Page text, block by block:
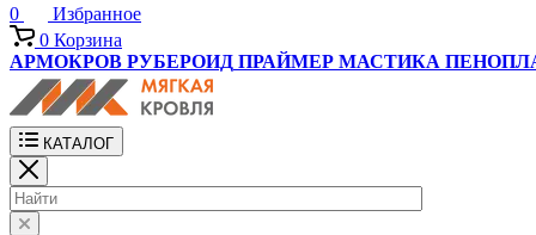
0
Избранное
0 Корзина
АРМОКРОВ РУБЕРОИД ПРАЙМЕР МАСТИКА
КАТАЛОГ